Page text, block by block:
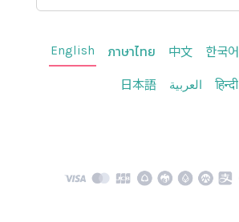
English ภาษาไทย 中文 한국어
日本語 العربية हिन्दी